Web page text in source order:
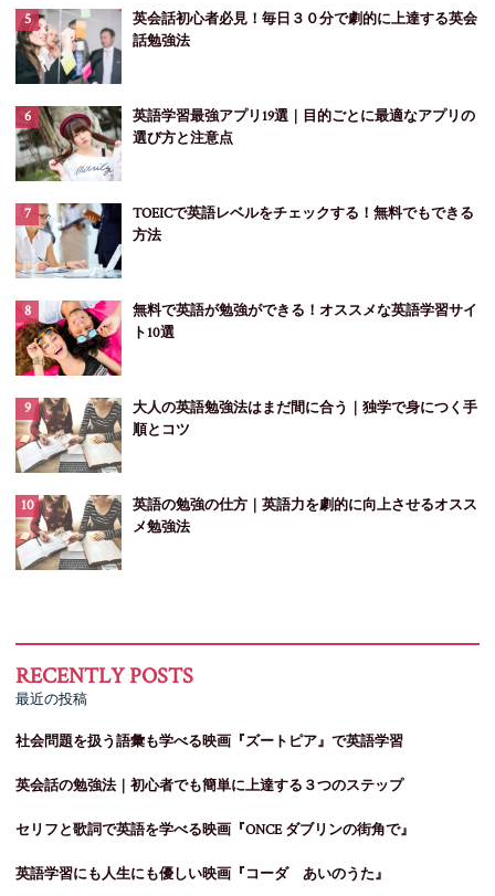
英会話初心者必見！毎日３０分で劇的に上達する英会
話勉強法
英語学習最強アプリ19選｜目的ごとに最適なアプリの
選び方と注意点
TOEICで英語レベルをチェックする！無料でもできる
方法
無料で英語が勉強ができる！オススメな英語学習サイ
ト10選
大人の英語勉強法はまだ間に合う｜独学で身につく手
順とコツ
英語の勉強の仕方｜英語力を劇的に向上させるオスス
メ勉強法
最近の投稿
社会問題を扱う語彙も学べる映画『ズートピア』で英語学習
英会話の勉強法｜初心者でも簡単に上達する３つのステップ
セリフと歌詞で英語を学べる映画『ONCE ダブリンの街角で』
英語学習にも人生にも優しい映画『コーダ あいのうた』